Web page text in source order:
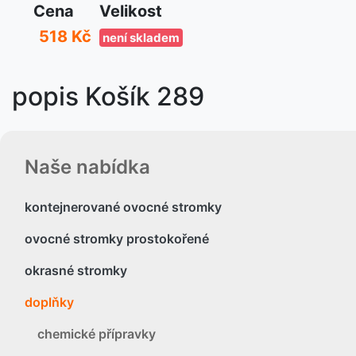
Naše nabídka
kontejnerované ovocné stromky
ovocné stromky prostokořené
okrasné stromky
doplňky
chemické přípravky
Cena
Velikost
518 Kč
není skladem
popis Košík 289